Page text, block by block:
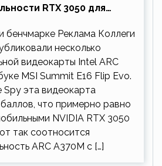
RTX 3050 для
бенчмарке Реклама Коллеги
несколько
видеокарты Intel ARC
MSI Summit E16 Flip Evo.
Spy эта видеокарта
что примерно равно
NVIDIA RTX 3050
так соотносится
ARC A370M с […]